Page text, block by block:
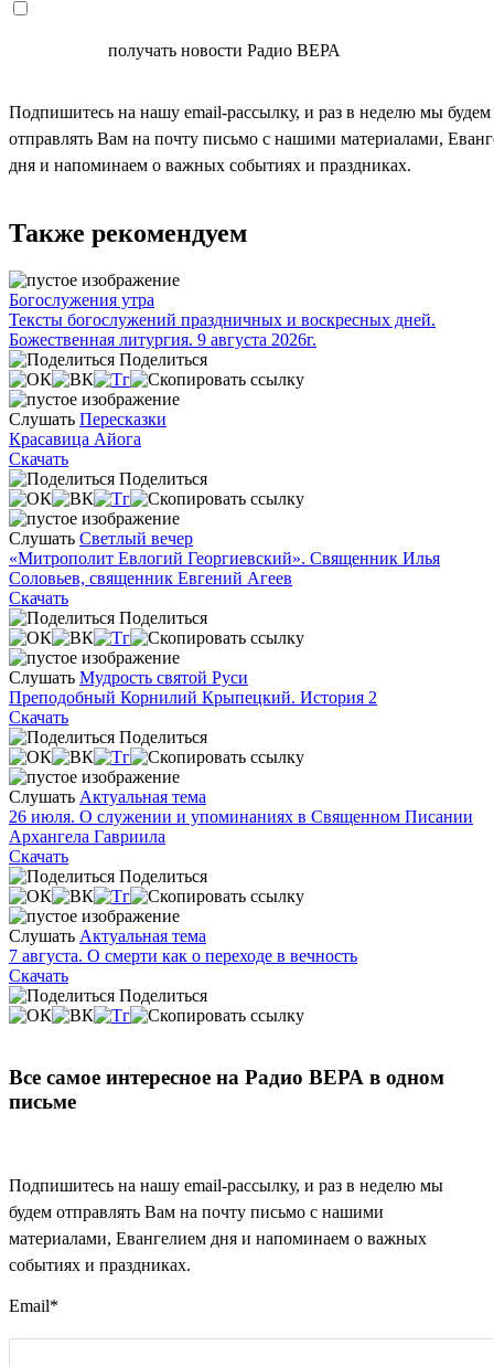
получать новости Радио ВЕРА
Подпишитесь на нашу email-рассылку, и раз в неделю мы будем
отправлять Вам на почту письмо с нашими материалами,
дня и напоминаем о важных событиях и праздниках.
Также рекомендуем
Богослужения утра
Тексты богослужений праздничных и воскресных дней.
Божественная литургия. 9 августа 2026г.
Поделиться
Слушать Пересказки
Красавица Айога
Скачать
Поделиться
Слушать Светлый вечер
«Митрополит Евлогий Георгиевский». Священник Илья
Соловьев, священник Евгений Агеев
Скачать
Поделиться
Слушать Мудрость святой Руси
Преподобный Корнилий Крыпецкий. История 2
Скачать
Поделиться
Слушать Актуальная тема
26 июля. О служении и упоминаниях в Священном Писании
Архангела Гавриила
Скачать
Поделиться
Слушать Актуальная тема
7 августа. О смерти как о переходе в вечность
Скачать
Поделиться
Все самое интересное на Радио ВЕРА в одном
письме
Подпишитесь на нашу email-рассылку, и раз в неделю мы
будем отправлять Вам на почту письмо с нашими
материалами, Евангелием дня и напоминаем о важных
событиях и праздниках.
Email*